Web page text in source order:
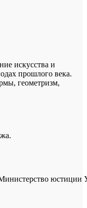
искусства и
прошлого века.
геометризм,
юстиции